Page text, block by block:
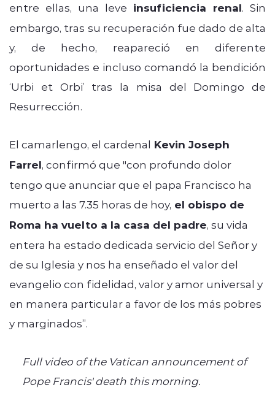
entre ellas, una leve insuficiencia renal. Sin
embargo, tras su recuperación fue dado de alta
y, de hecho, reapareció en diferente
oportunidades e incluso comandó la bendición
‘Urbi et Orbi’ tras la misa del Domingo de
Resurrección.
El camarlengo, el cardenal Kevin Joseph
Farrel, confirmó que "con profundo dolor
tengo que anunciar que el papa Francisco ha
muerto a las 7.35 horas de hoy, el obispo de
Roma ha vuelto a la casa del padre, su vida
entera ha estado dedicada servicio del Señor y
de su Iglesia y nos ha enseñado el valor del
evangelio con fidelidad, valor y amor universal y
en manera particular a favor de los más pobres
y marginados”.
Full video of the Vatican announcement of
Pope Francis' death this morning.